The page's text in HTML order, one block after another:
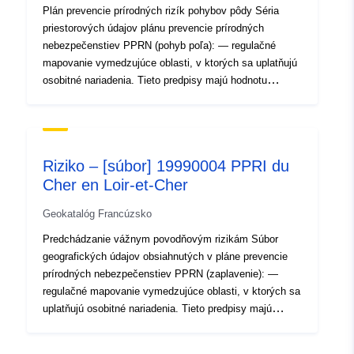
]
Typ: Polygon
Priestorové
Identifikátory:
durable.gouv.fr/service/fr-
120066022-wxs-e2c24fa5-
uriRef:
http://data.europa.eu/88u/dataset/
120066022-srv-5ff13a37-4459-
4d97-8dc8-7b9769819dfa
Plán prevencie prírodných rizík pohybov pôdy Séria
priestorových údajov plánu prevencie prírodných
nebezpečenstiev PPRN (pohyb poľa): — regulačné
mapovanie vymedzujúce oblasti, v ktorých sa uplatňujú
osobitné nariadenia. Tieto predpisy majú hodnotu
vystavená. Oblasti sú zastúpené v územnom pláne,
pri vzniku rizika sú obsiahnuté v dokumentoch o
nebezpečenstve, ktoré sa môžu vložiť do správy o
používajú na zmapovanie rôznych úrovní intenzity
jednotlivých nebezpečenstiev zohľadnených v pláne
prevencie rizík. — Problémy zistené počas vývoja RPP
môžu byť tiež pripojené k schválenému dokumentu vo
forme máp. — rozsah pôsobnosti obmedzený na
geografické údaje obsiahnuté v RPP bez ohľadu na to,
Riziko – [súbor] 19990004 PPRI du
Cher en Loir-et-Cher
Geokatalóg Francúzsko
Predchádzanie vážnym povodňovým rizikám Súbor
geografických údajov obsiahnutých v pláne prevencie
prírodných nebezpečenstiev PPRN (zaplavenie): —
regulačné mapovanie vymedzujúce oblasti, v ktorých sa
uplatňujú osobitné nariadenia. Tieto predpisy majú